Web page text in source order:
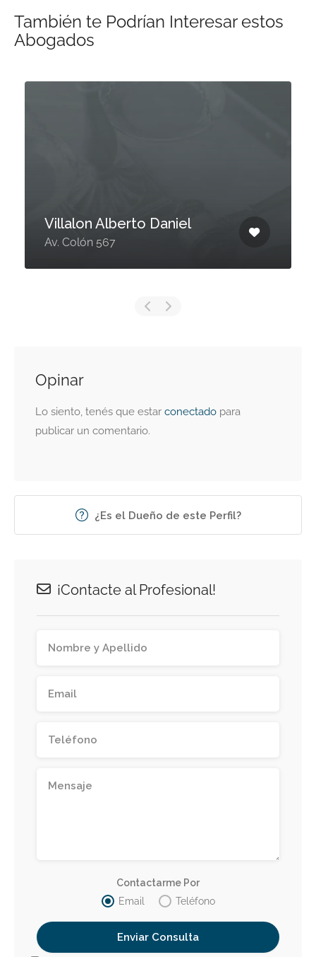
También te Podrían Interesar estos
Abogados
Villalon Alberto Daniel
Av. Colón 567
Opinar
Lo siento, tenés que estar conectado para
publicar un comentario.
¿Es el Dueño de este Perfil?
¡Contacte al Profesional!
Contactarme Por
Email
Teléfono